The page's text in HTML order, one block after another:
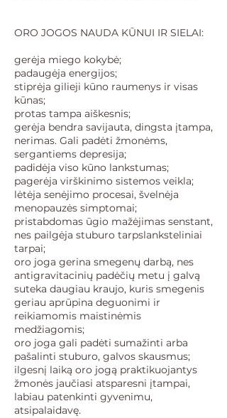
ORO JOGOS NAUDA KŪNUI IR SIELAI:
gerėja miego kokybė;
padaugėja energijos;
stiprėja gilieji kūno raumenys ir visas
kūnas;
protas tampa aiškesnis;
gerėja bendra savijauta, dingsta įtampa,
nerimas. Gali padėti žmonėms,
sergantiems depresija;
padidėja viso kūno lankstumas;
pagerėja virškinimo sistemos veikla;
lėtėja senėjimo procesai, švelnėja
menopauzės simptomai;
pristabdomas ūgio mažėjimas senstant,
nes pailgėja stuburo tarpslanksteliniai
tarpai;
oro joga gerina smegenų darbą, nes
antigravitacinių padėčių metu į galvą
suteka daugiau kraujo, kuris smegenis
geriau aprūpina deguonimi ir
reikiamomis maistinėmis
medžiagomis;
oro joga gali padėti sumažinti arba
pašalinti stuburo, galvos skausmus;
ilgesnį laiką oro jogą praktikuojantys
žmonės jaučiasi atsparesni įtampai,
labiau patenkinti gyvenimu,
atsipalaidavę.